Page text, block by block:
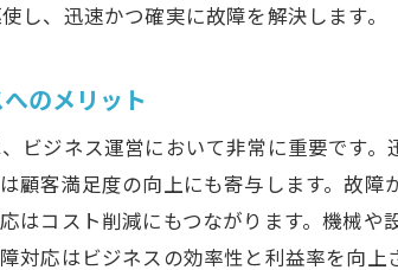
故障診断のプロセスと
異常を見逃さないた
定期メンテナンスで
早期発見を支えるモ
し、迅速かつ確実に故障を解決します。
のメリット
ビジネス運営において非常に重要です
顧客満足度の向上にも寄与します。故
はコスト削減にもつながります。機械
対応はビジネスの効率性と利益率を向上